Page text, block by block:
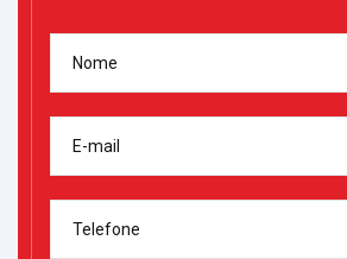
Nome
E-mail
Telefone